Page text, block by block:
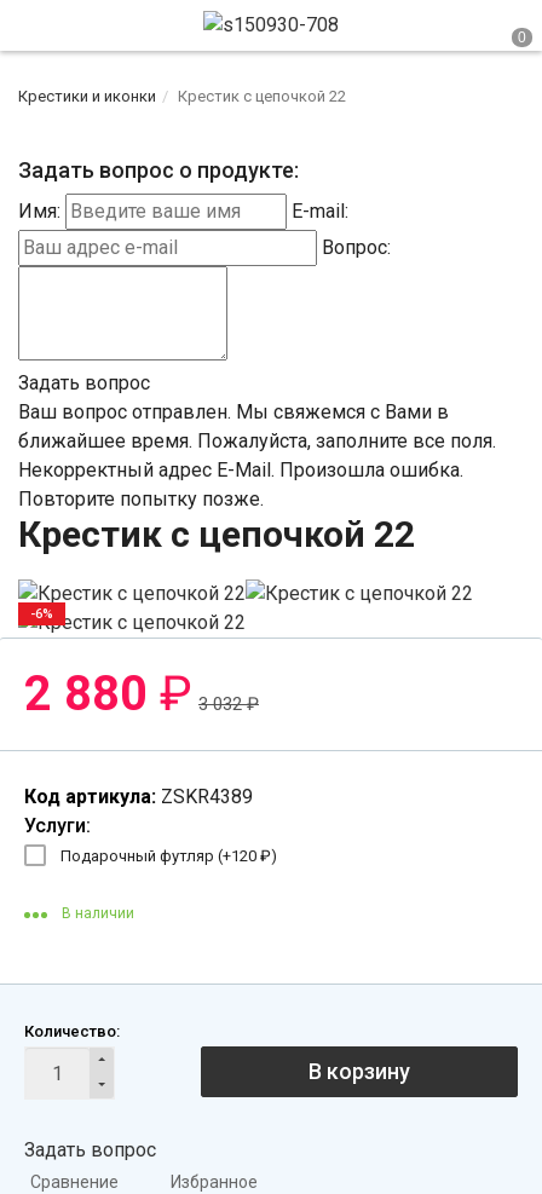
Крестики и иконки Крестик с цепочкой 22
Задать вопрос о продукте:
Имя:
E-mail:
Вопрос:
Задать вопрос
Ваш вопрос отправлен. Мы свяжемся с Вами в
ближайшее время. Пожалуйста, заполните все поля.
Некорректный адрес E-Mail. Произошла ошибка.
Повторите попытку позже.
Крестик с цепочкой 22
-6%
2 880 ₽ 3 032₽
Код артикула: ZSKR4389
Услуги:
Подарочный футляр (+120 ₽)
В наличии
Количество:
В корзину
Задать вопрос
Сравнение Избранное